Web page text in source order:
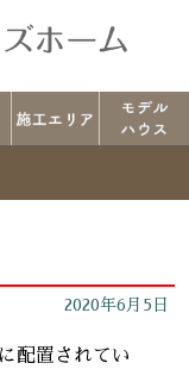
2020年6月5日
配置されてい